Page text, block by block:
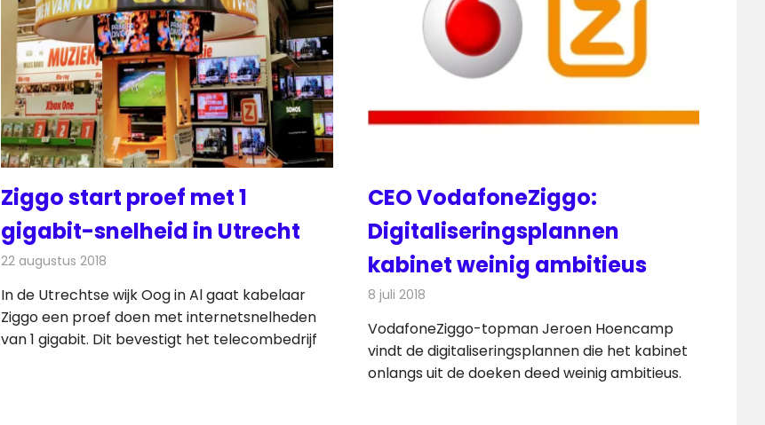
Ziggo start proef met 1
gigabit-snelheid in Utrecht
22 augustus 2018
In de Utrechtse wijk Oog in Al gaat kabelaar
Ziggo een proef doen met internetsnelheden
van 1 gigabit. Dit bevestigt het telecombedrijf
CEO VodafoneZiggo:
Digitaliseringsplannen
kabinet weinig ambitieus
8 juli 2018
VodafoneZiggo-topman Jeroen Hoencamp
vindt de digitaliseringsplannen die het kabinet
onlangs uit de doeken deed weinig ambitieus.